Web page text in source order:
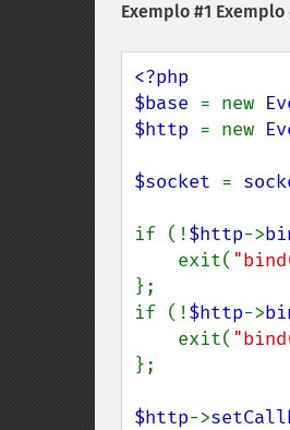
Exemplo #1 Exemplo
<?php
$base = new
$http = new
$socket =
if (!$http->
    exit(
};
if (!$http->
    exit(
};
$http->